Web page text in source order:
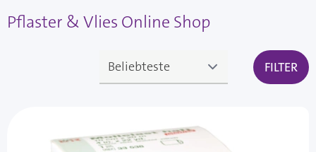
Pflaster & Vlies Online Shop
FILTER